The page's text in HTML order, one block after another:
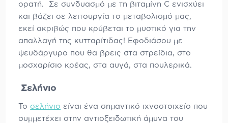
ορατή. Σε συνδυασμό με τη βιταμίνη C ενισχύει
και βάζει σε λειτουργία το μεταβολισμό μας,
εκεί ακριβώς που κρύβεται το μυστικό για την
απαλλαγή της κυτταρίτιδας! Εφοδιάσου με
ψευδάργυρο που θα βρεις στα στρείδια, στο
μοσχαρίσιο κρέας, στα αυγά, στα πουλερικά.
Σελήνιο
Το σελήνιο είναι ένα σημαντικό ιχνοστοιχείο που
συμμετέχει στην αντιοξειδωτική άμυνα του